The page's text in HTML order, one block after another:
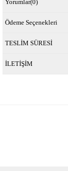
Yorumlar(0)
Ödeme Seçenekleri
TESLİM SÜRESİ
İLETİŞİM